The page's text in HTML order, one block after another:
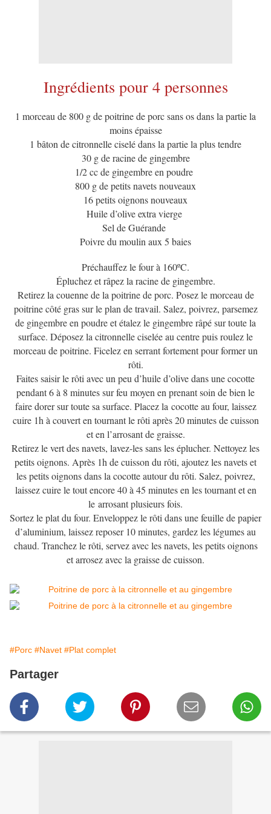
Ingrédients pour 4 personnes
1 morceau de 800 g de poitrine de porc sans os dans la partie la
moins épaisse
1 bâton de citronnelle ciselé dans la partie la plus tendre
30 g de racine de gingembre
1/2 cc de gingembre en poudre
800 g de petits navets nouveaux
16 petits oignons nouveaux
Huile d’olive extra vierge
Sel de Guérande
Poivre du moulin aux 5 baies
Préchauffez le four à 160ºC.
Épluchez et râpez la racine de gingembre.
Retirez la couenne de la poitrine de porc. Posez le morceau de
poitrine côté gras sur le plan de travail. Salez, poivrez, parsemez
de gingembre en poudre et étalez le gingembre râpé sur toute la
surface. Déposez la citronnelle ciselée au centre puis roulez le
morceau de poitrine. Ficelez en serrant fortement pour former un
rôti.
Faites saisir le rôti avec un peu d’huile d’olive dans une cocotte
pendant 6 à 8 minutes sur feu moyen en prenant soin de bien le
faire dorer sur toute sa surface. Placez la cocotte au four, laissez
cuire 1h à couvert en tournant le rôti après 20 minutes de cuisson
et en l’arrosant de graisse.
Retirez le vert des navets, lavez-les sans les éplucher. Nettoyez les
petits oignons. Après 1h de cuisson du rôti, ajoutez les navets et
les petits oignons dans la cocotte autour du rôti. Salez, poivrez,
laissez cuire le tout encore 40 à 45 minutes en les tournant et en
le arrosant plusieurs fois.
Sortez le plat du four. Enveloppez le rôti dans une feuille de papier
d’aluminium, laissez reposer 10 minutes, gardez les légumes au
chaud. Tranchez le rôti, servez avec les navets, les petits oignons
et arrosez avec la graisse de cuisson.
#Porc #Navet #Plat complet
Partager